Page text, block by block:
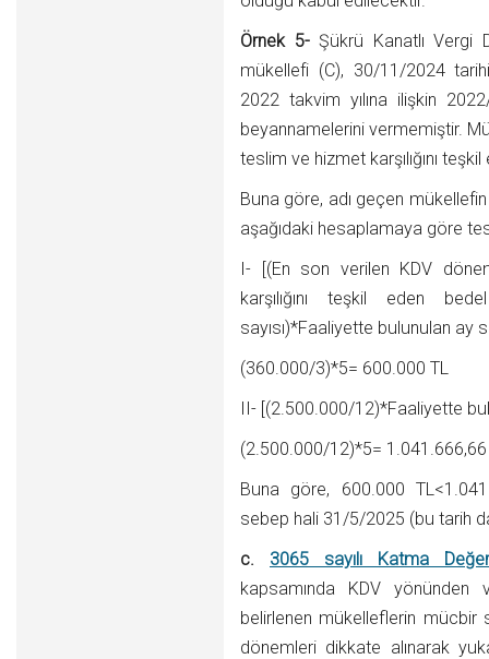
Örnek 5-Şükrü Kanatlı Vergi
mükellefi (C), 30/11/2024
2022 takvim yılına ilişkin
beyannamelerini vermemiştir.
teslim ve hizmet karşılığını
Buna göre, adı geçen
aşağıdaki hesaplamaya göre
I- [(En son verilen KDV
karşılığını teşkil eden
sayısı)*Faaliyette bulunulan ay
(360.000/3)*5= 600.000 TL
II- [(2.500.000/12)*Faaliyette
(2.500.000/12)*5= 1.041.666,66
Buna göre, 600.000
sebep hali 31/5/2025 (bu tarih
c.
3065 sayılı Katma
kapsamında KDV yönünden
belirlenen mükelleflerin mücbir
dönemleri dikkate alınarak